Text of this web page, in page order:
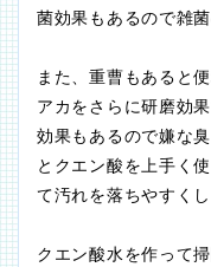
菌効果もあるので雑
また、重曹もあると
アカをさらに研磨効
効果もあるので嫌な
とクエン酸を上手く
て汚れを落ちやすくし
クエン酸水を作って